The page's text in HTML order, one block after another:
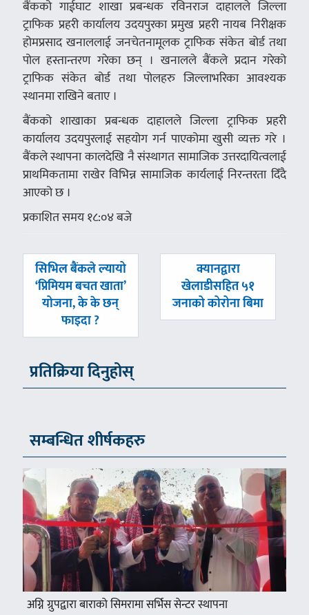
बैंकको गाईघाट शाखा प्रबन्धक रविनराज दाहालले जिल्ला
ट्राफिक प्रहरी कार्यालय उदयपुरका प्रमुख प्रहरी नायब निरीक्षक
होमप्रसाद खनाललाई जनचेतनामूलक ट्राफिक संकेत बोर्ड तथा
पोल हस्तान्तरण गरेका छन् । खनालले बैंकले प्रदान गरेको
ट्राफिक संकेत बोर्ड तथा पोलहरु जिल्लाभरिका आवश्यक
स्थानमा राखिने बताए ।
बैंकको शाखाका प्रबन्धक दाहालले जिल्ला ट्राफिक प्रहरी
कार्यालय उदयपुरलाई सहयोग गर्न पाएकोमा खुसी व्यक्त गरे ।
बैंकले स्थापना कालदेखि नै संस्थागत सामाजिक उत्तरदायित्वलाई
प्राथमिकतामा राखेर विभिन्न सामाजिक कार्यलाई निरन्तरता दिँदै
आएको छ ।
प्रकाशित समय १८:०४ बजे
पछिल्लाे
-
सिभिल बैंकले ल्यायो
‘प्रिमियम बचत खाता’
योजना, के के छन्
फाइदा ?
अघिल्लाे
-
क्यानद्वारा
खेलाडीसहित ५१
जनाको कोरोना बिमा
प्रतिक्रिया दिनुहोस्
सम्बन्धित शीर्षकहरु
अग्नि ग्रुपद्वारा बाराको सिमरामा सर्भिस सेन्टर स्थापना